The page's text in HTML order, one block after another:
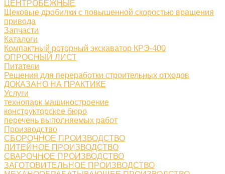
ЦЕНТРОБЕЖНЫЕ
Щековые дробилки с повышенной скоростью вращения
привода
Запчасти
Каталоги
Компактный роторный экскаватор КРЭ-400
ОПРОСНЫЙ ЛИСТ
Питатели
Решения для переработки строительных отходов
ДОКАЗАНО НА ПРАКТИКЕ
Услуги
технопарк машиностроение
конструкторское бюро
перечень выполняемых работ
Производство
СБОРОЧНОЕ ПРОИЗВОДСТВО
ЛИТЕЙНОЕ ПРОИЗВОДСТВО
СВАРОЧНОЕ ПРОИЗВОДСТВО
ЗАГОТОВИТЕЛЬНОЕ ПРОИЗВОДСТВО